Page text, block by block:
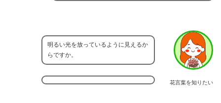
花言葉を知りたい
明るい光を放っているように見えるか
らですか。